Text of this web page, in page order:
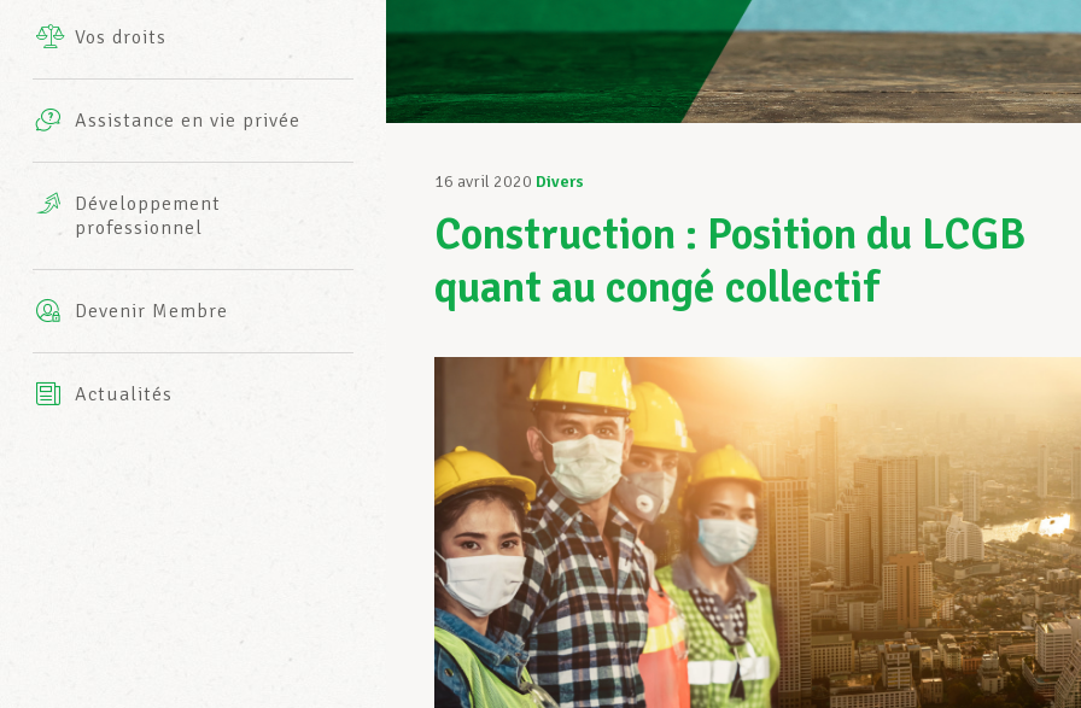
INFO-CENTER
Vos droits
Assistance en vie privée
complémentaires
AXA
Développement
professionnel
Devenir Membre
Actualités
16 avril 2020 Divers
Construction : Position du LCGB
quant au congé collectif